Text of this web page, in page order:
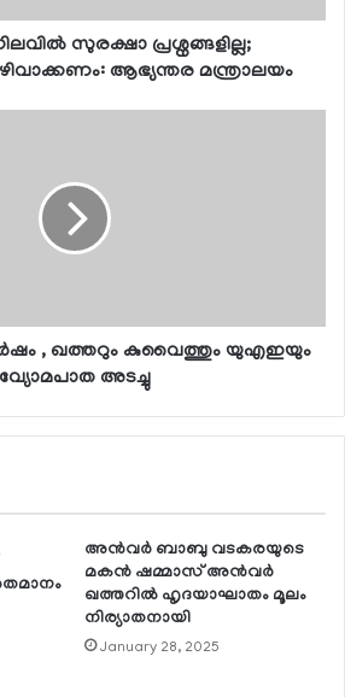
സുരക്ഷാ പ്രശ്നങ്ങളില്ല;
ആഭ്യന്തര മന്ത്രാലയം
, ഖത്തറും കുവൈത്തും യുഎഇയും
വ്യോമപാത അടച്ചു
അന്‍വര്‍ ബാബു വടകരയുടെ
മകന്‍ ഷമ്മാസ് അന്‍വര്‍
ഖത്തറില്‍ ഹൃദയാഘാതം മൂലം
നിര്യാതനായി
January 28, 2025